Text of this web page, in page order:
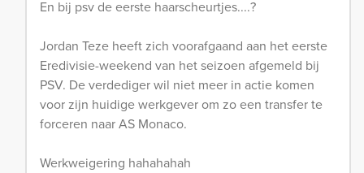
En bij psv de eerste haarscheurtjes....?
Jordan Teze heeft zich voorafgaand aan het eerste
Eredivisie-weekend van het seizoen afgemeld bij
PSV. De verdediger wil niet meer in actie komen
voor zijn huidige werkgever om zo een transfer te
forceren naar AS Monaco.
Werkweigering hahahahah